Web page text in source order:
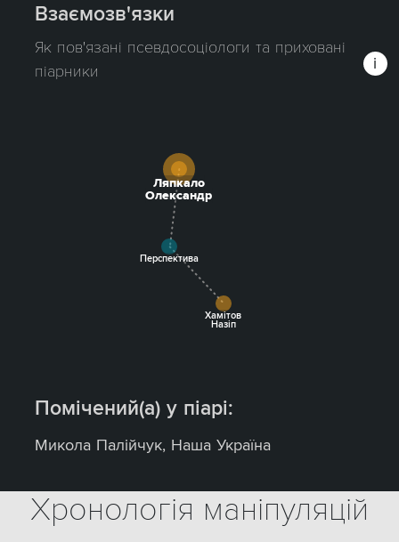
Взаємозв'язки
Як пов'язані псевдосоціологи та приховані
піарники
Ляпкало
Олександр
Перспектива
Хамітов
Назіп
Помічений(а) у піарі:
Микола Палійчук, Наша Україна
Хронологія маніпуляцій